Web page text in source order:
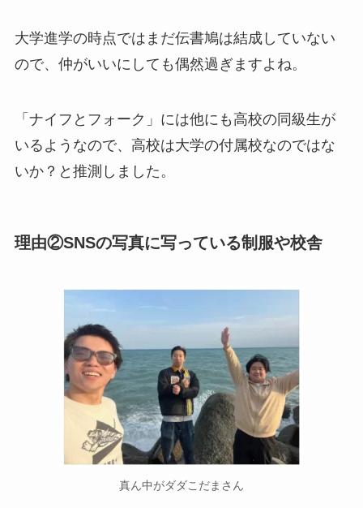
大学進学の時点ではまだ伝書鳩は結成していない
ので、仲がいいにしても偶然過ぎますよね。
「ナイフとフォーク」には他にも高校の同級生が
いるようなので、高校は大学の付属校なのではな
いか？と推測しました。
理由②SNSの写真に写っている制服や校舎
真ん中がダダこだまさん